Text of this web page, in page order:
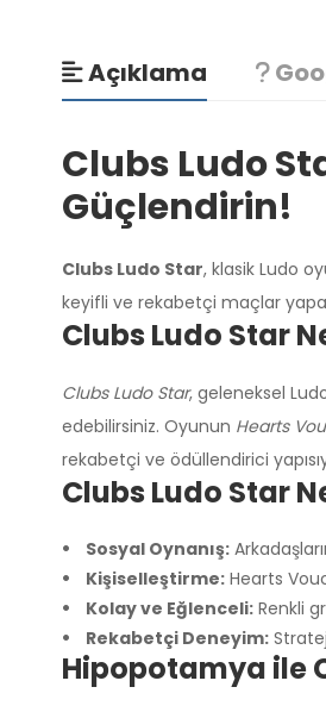
Açıklama
Clubs Ludo
Güçlendirin!
Clubs Ludo Star, klasik Ludo
keyifli ve rekabetçi maçlar
Clubs Ludo Star
Clubs Ludo Star, geleneksel
edebilirsiniz. Oyunun Hearts
rekabetçi ve ödüllendirici
Clubs Ludo Star
Sosyal Oynanış:
Kişiselleştirme: Hearts
Kolay ve Eğlenceli: Renkli
Rekabetçi Deneyim:
Hipopotamya ile